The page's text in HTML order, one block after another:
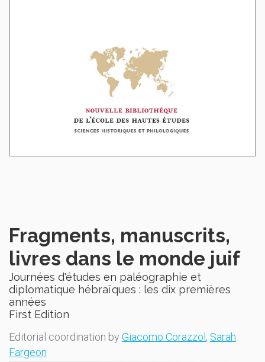
Fragments, manuscrits,
livres dans le monde juif
Journées d'études en paléographie et
diplomatique hébraïques : les dix premières
années
First Edition
Editorial coordination by Giacomo Corazzol , Sarah
Fargeon